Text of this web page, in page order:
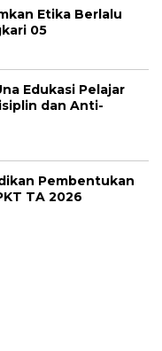
Etika Berlalu
05
Edukasi Pelajar
dan Anti-
Pembentukan
TA 2026